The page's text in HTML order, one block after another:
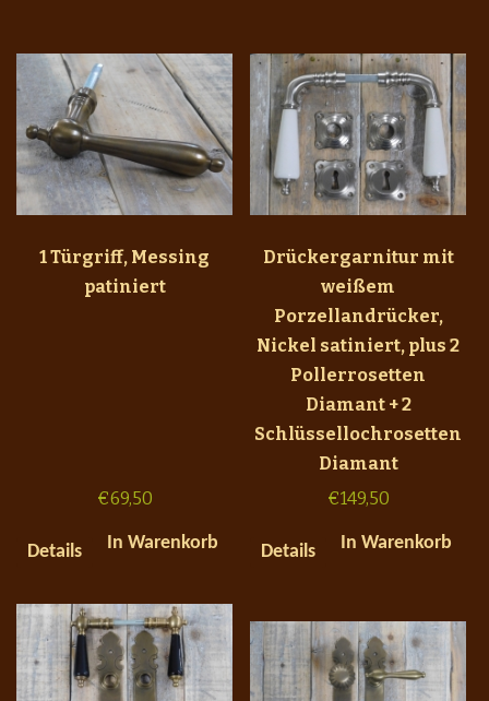
1 Türgriff, Messing
patiniert
€69,50
Details In Warenkorb
Drückergarnitur mit
weißem
Porzellandrücker,
Nickel satiniert, plus 2
Pollerrosetten
Diamant + 2
Schlüssellochrosetten
Diamant
€149,50
Details In Warenkorb